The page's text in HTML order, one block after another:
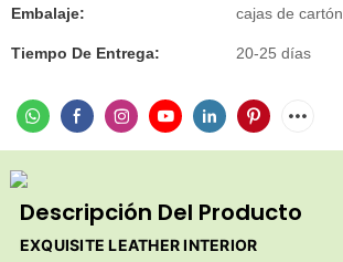
Embalaje: cajas de cartón
Tiempo De Entrega: 20-25 días
Descripción Del Producto
EXQUISITE LEATHER INTERIOR